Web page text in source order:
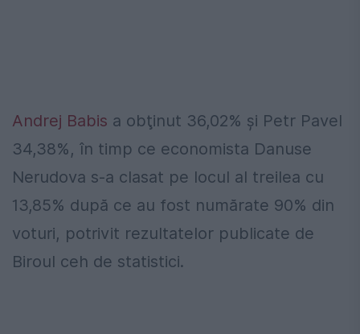
Andrej Babis a obţinut 36,02% şi Petr Pavel
34,38%, în timp ce economista Danuse
Nerudova s-a clasat pe locul al treilea cu
13,85% după ce au fost numărate 90% din
voturi, potrivit rezultatelor publicate de
Biroul ceh de statistici.